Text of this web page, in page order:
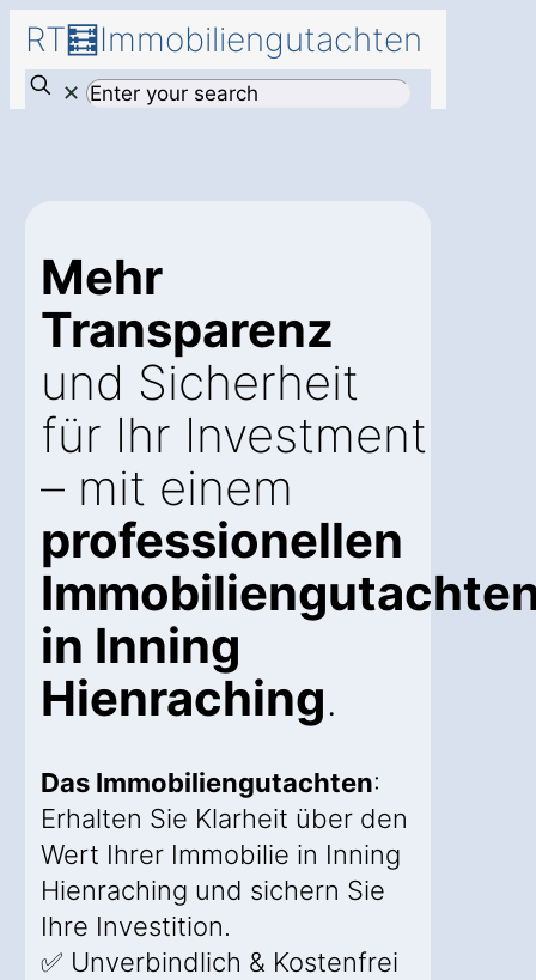
RT🧮Immobiliengutachten
✕
Mehr
Transparenz
und Sicherheit
für Ihr Investment
– mit einem
professionellen
in Inning
Hienraching.
Das Immobiliengutachten:
Erhalten Sie Klarheit über den
Wert Ihrer Immobilie in Inning
Hienraching und sichern Sie
Ihre Investition.
✅ Unverbindlich & Kostenfrei